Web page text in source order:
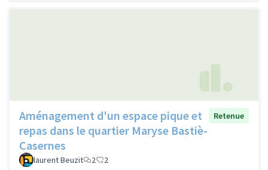
Aménagement d'un espace pique et
repas dans le quartier Maryse Bastiè-
Casernes
Retenue
laurent Beuzit 2 2